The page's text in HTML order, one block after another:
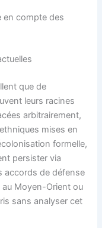
en compte des
que de
leurs racines
arbitrairement,
mises en
formelle,
persister via
accords de défense
Moyen-Orient ou
sans analyser cet